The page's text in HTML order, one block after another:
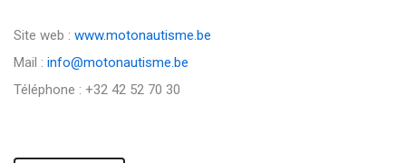
Site web : www.motonautisme.be
Mail : info@motonautisme.be
Téléphone : +32 42 52 70 30